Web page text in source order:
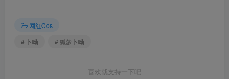
网红Cos
# 卜呦
# 狐萝卜呦
喜欢就支持一下吧